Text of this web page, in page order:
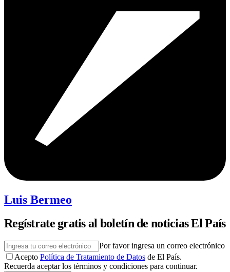
Luis Bermeo
Regístrate gratis al boletín de noticias El País
Por favor ingresa un correo electrónico
Acepto Política de Tratamiento de Datos de El País.
Recuerda aceptar los términos y condiciones para continuar.